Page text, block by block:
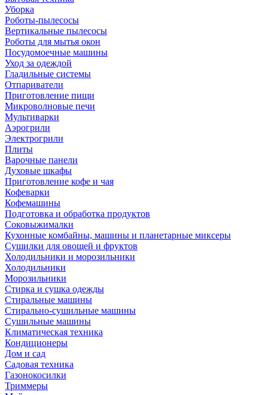
Уборка
Роботы-пылесосы
Вертикальные пылесосы
Роботы для мытья окон
Посудомоечные машины
Уход за одеждой
Гладильные системы
Отпариватели
Приготовление пищи
Микроволновые печи
Мультиварки
Аэрогрили
Электрогрили
Плиты
Варочные панели
Духовые шкафы
Приготовление кофе и чая
Кофеварки
Кофемашины
Подготовка и обработка продуктов
Соковыжималки
Кухонные комбайны, машины и планетарные миксеры
Сушилки для овощей и фруктов
Холодильники и морозильники
Холодильники
Морозильники
Стирка и сушка одежды
Стиральные машины
Стирально-сушильные машины
Сушильные машины
Климатическая техника
Кондиционеры
Дом и сад
Садовая техника
Газонокосилки
Триммеры